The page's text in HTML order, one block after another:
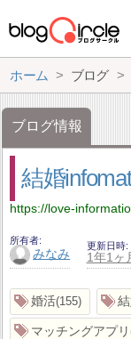
ホーム ブログ
ブログ情報
結婚
https://love-
所有者
みなみ
更新日時
1年1ヶ
婚活 155
マッチングアプリ